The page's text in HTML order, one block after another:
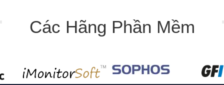
Các Hãng Phần Mềm